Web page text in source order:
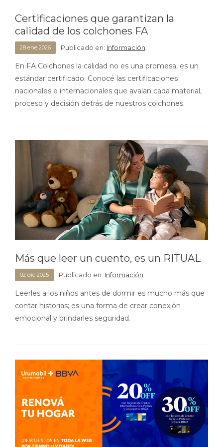
Certificaciones que garantizan la
calidad de los colchones FA
28 ene 2026 Publicado en: Información
En FA Colchones la calidad no es una promesa, es un
estándar certificado. Conocé las certificaciones
nacionales e internacionales que avalan cada material,
proceso y decisión detrás de nuestros colchones.
Más que leer un cuento, es un RITUAL
02 dic 2025 Publicado en: Información
Leerles a los niños antes de dormir es mucho más que
contar historias; es una forma de crear conexión
emocional y brindarles seguridad.